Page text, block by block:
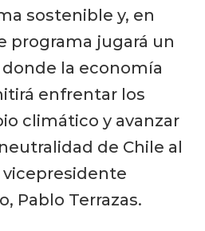
sostenible y, en
programa jugará un
la economía
enfrentar los
climático y avanzar
de Chile al
vicepresidente
Pablo Terrazas.